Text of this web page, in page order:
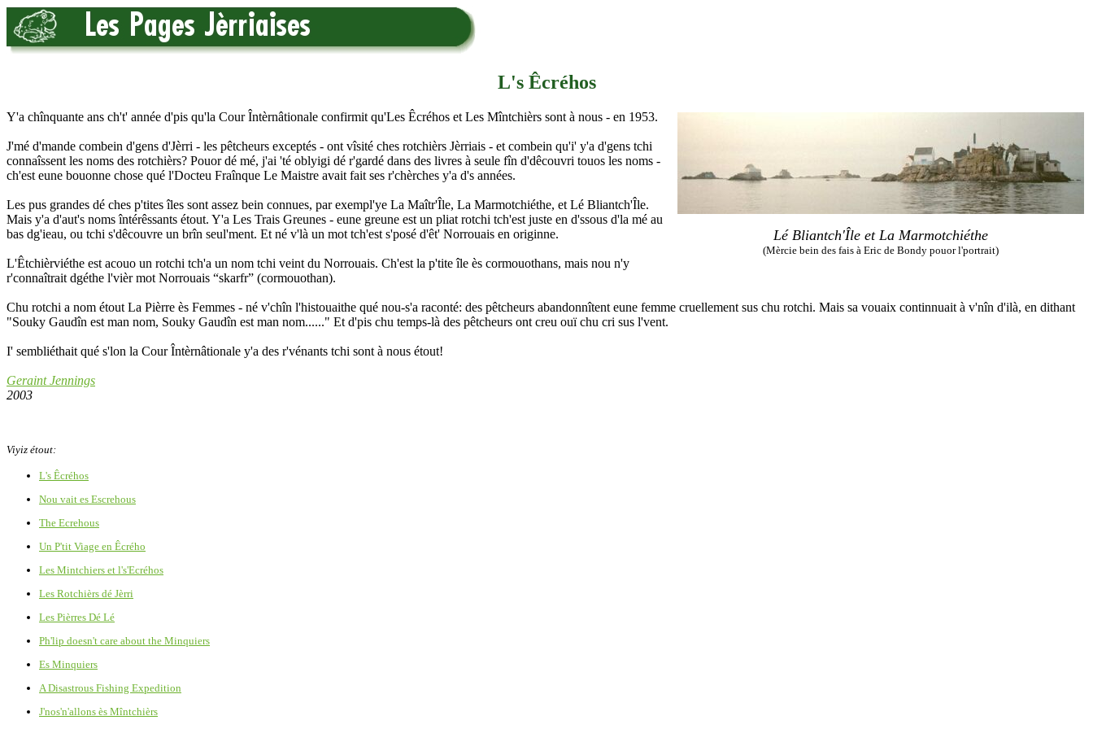
L's Êcréhos
Lé Bliantch'Île et La Marmotchiéthe
(Mèrcie bein des fais à Eric de Bondy pouor l'portrait)
Y'a chînquante ans ch't' année d'pis qu'la Cour Întèrnâtionale confirmit qu'Les Êcréhos et Les Mîntchièrs sont à nous - en 1953.
J'mé d'mande combein d'gens d'Jèrri - les pêtcheurs exceptés - ont vîsité ches rotchièrs Jèrriais - et combein qu'i' y'a d'gens tchi
connaîssent les noms des rotchièrs? Pouor dé mé, j'ai 'té oblyigi dé r'gardé dans des livres à seule fîn d'dêcouvri touos les noms -
ch'est eune bouonne chose qué l'Docteu Fraînque Le Maistre avait fait ses r'chèrches y'a d's années.
Les pus grandes dé ches p'tites îles sont assez bein connues, par exempl'ye La Maîtr'Île, La Marmotchiéthe, et Lé Bliantch'Île.
Mais y'a d'aut's noms întérêssants étout. Y'a Les Trais Greunes - eune greune est un pliat rotchi tch'est juste en d'ssous d'la mé au
bas dg'ieau, ou tchi s'dêcouvre un brîn seul'ment. Et né v'là un mot tch'est s'posé d'êt' Norrouais en originne.
L'Êtchièrviéthe est acouo un rotchi tch'a un nom tchi veint du Norrouais. Ch'est la p'tite île ès cormouothans, mais nou n'y
r'connaîtrait dgéthe l'vièr mot Norrouais “skarfr” (cormouothan).
Chu rotchi a nom étout La Pièrre ès Femmes - né v'chîn l'histouaithe qué nou-s'a raconté: des pêtcheurs abandonnîtent eune femme cruellement sus chu rotchi. Mais sa vouaix continnuait à v'nîn d'ilà, en dithant
"Souky Gaudîn est man nom, Souky Gaudîn est man nom......" Et d'pis chu temps-là des pêtcheurs ont creu ouï chu cri sus l'vent.
I' sembliéthait qué s'lon la Cour Întèrnâtionale y'a des r'vénants tchi sont à nous étout!
Geraint Jennings
2003
Viyiz étout:
L's Êcréhos
Nou vait es Escrehous
The Ecrehous
Un P'tit Viage en Êcrého
Les Mintchiers et l's'Ecréhos
Les Rotchièrs dé Jèrri
Les Pièrres Dé Lé
Ph'lip doesn't care about the Minquiers
Es Minquiers
A Disastrous Fishing Expedition
J'nos'n'allons ès Mîntchièrs